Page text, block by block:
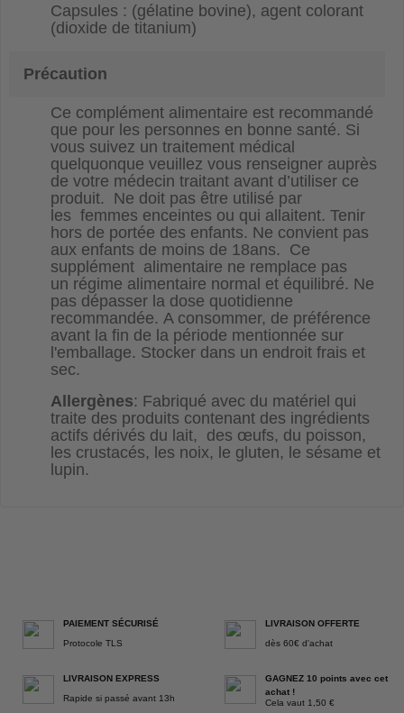
Capsules : (gélatine bovine), agent colorant
(dioxide de titanium)
Précaution
Ce complément alimentaire est recommandé
que pour les personnes en bonne santé. Si
vous suivez un traitement médical
quelquonque veuillez vous renseigner auprès
de votre médecin traitant avant d’utiliser ce
produit.
Ne doit pas être utilisé par
les femmes enceintes ou qui allaitent. Tenir
hors de portée des enfants. Ne convient pas
aux enfants de moins de 18ans. Ce
supplément alimentaire ne remplace pas
un régime alimentaire normal et équilibré. Ne
pas dépasser la dose quotidienne
recommandée. A consommer, de préférence
avant la fin de la période mentionnée sur
l'emballage. Stocker dans un endroit frais et
sec.
Allergènes: Fabriqué avec du matériel qui
traite des produits contenant des ingrédients
actifs dérivés du lait, des œufs, du poisson,
les crustacés, les noix, le gluten, le sésame et
lupin.
PAIEMENT SÉCURISÉ
Protocole TLS
LIVRAISON OFFERTE
dès 60€ d'achat
LIVRAISON EXPRESS
Rapide si passé avant 13h
GAGNEZ 10 points avec cet
achat !
Cela vaut 1,50 €